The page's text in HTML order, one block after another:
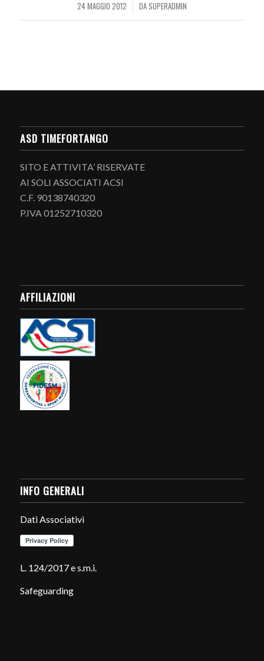
24 MAGGIO 2012
/ DASUPERADMIN
ASD TIMEFORTANGO
SITO E ATTIVITA’ RISERVATE
AI SOLI ASSOCIATI ACSI
C.F. 90138740320
P.IVA 01252710320
AFFILIAZIONI
INFO GENERALI
Dati Associativi
L. 124/2017 e s.m.i.
Safeguarding